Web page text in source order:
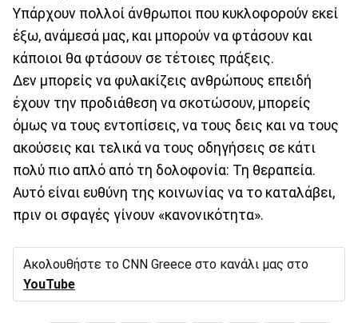
Υπάρχουν πολλοί άνθρωποι που κυκλοφορούν εκεί
έξω, ανάμεσά μας, και μπορούν να φτάσουν και
κάποιοι θα φτάσουν σε τέτοιες πράξεις.
Δεν μπορείς να φυλακίζεις ανθρώπους επειδή
έχουν την προδιάθεση να σκοτώσουν, μπορείς
όμως να τους εντοπίσεις, να τους δεις και να τους
ακούσεις και τελικά να τους οδηγήσεις σε κάτι
πολύ πιο απλό από τη δολοφονία: Τη θεραπεία.
Αυτό είναι ευθύνη της κοινωνίας να το καταλάβει,
πριν οι σφαγές γίνουν «κανονικότητα».
Ακολουθήστε το CNN Greece στο κανάλι μας στο
YouTube